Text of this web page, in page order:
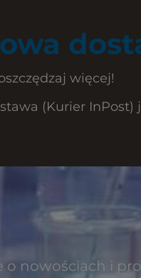
więcej!
(Kurier InPost)
o nowościach i